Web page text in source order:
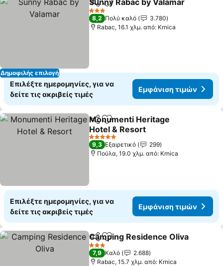
Δημοφιλής επιλογή
Κοινοποίηση
Προσθήκη στα αγαπημένα
Sunny Rabac by Valamar
3 Αστέρια
8,2 Πολύ καλό
3.780
Rabac, 16.1 χλμ. από: Krnica
Επιλέξτε ημερομηνίες, για να
δείτε τις ακριβείς τιμές
Εμφάνιση τιμών
Κοινοποίηση
Προσθήκη στα αγαπημένα
Monumenti Heritage
Hotel & Resort
Εμφάνιση τιμών
5 Αστέρια
9,3 Εξαιρετικό
299
Πούλα, 19.0 χλμ. από: Krnica
Επιλέξτε ημερομηνίες, για να
δείτε τις ακριβείς τιμές
Εμφάνιση τιμών
Κοινοποίηση
Προσθήκη στα αγαπημένα
Camping Residence Oliva
3 Αστέρια
7,9 Καλό
2.688
Rabac, 15.7 χλμ. από: Krnica